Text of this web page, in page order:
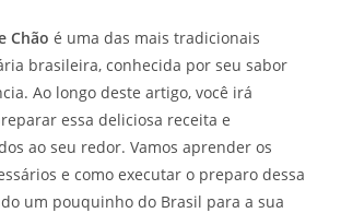
Chão é uma das mais tradicionais
brasileira, conhecida por seu sabor
Ao longo deste artigo, você irá
essa deliciosa receita e
ao seu redor. Vamos aprender os
e como executar o preparo dessa
um pouquinho do Brasil para a sua